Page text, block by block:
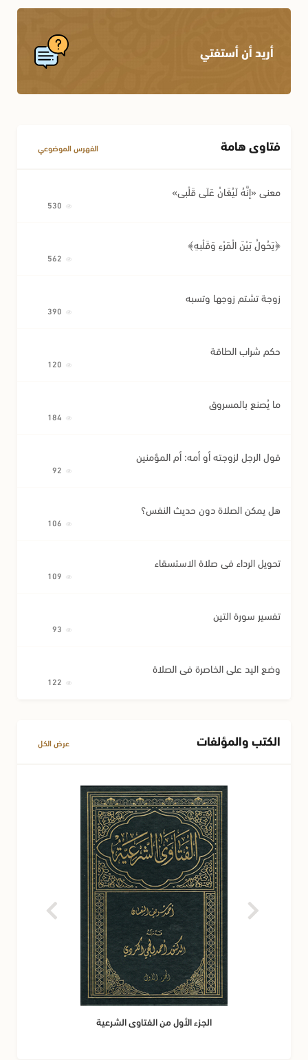
أريد أن أستفتي
فتاوى هامة الفهرس الموضوعي
معنى «إِنَّهُ لَيُغَانُ عَلَى قَلْبِي»
﴿يَحُولُ بَيْنَ الْمَرْءِ وَقَلْبِهِ﴾
زوجة تشتم زوجها وتسبه
حكم شراب الطاقة
ما يُصنع بالمسروق
قول الرجل لزوجته أو أمه: أم المؤمنين
هل يمكن الصلاة دون حديث النفس؟
تحويل الرداء في صلاة الاستسقاء
تفسير سورة التين
وضع اليد على الخاصرة في الصلاة
الكتب والمؤلفات عرض الكل
الجزء الأول من الفتاوى الشرعية